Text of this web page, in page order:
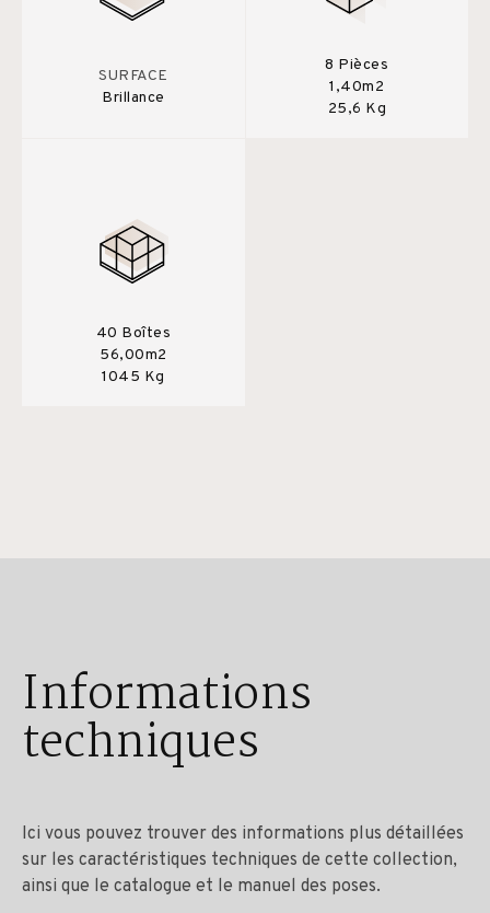
SURFACE
Brillance
8 Pièces
1,40m2
25,6 Kg
40 Boîtes
56,00m2
1045 Kg
Informations
techniques
Ici vous pouvez trouver des informations plus détaillées
sur les caractéristiques techniques de cette collection,
ainsi que le catalogue et le manuel des poses.